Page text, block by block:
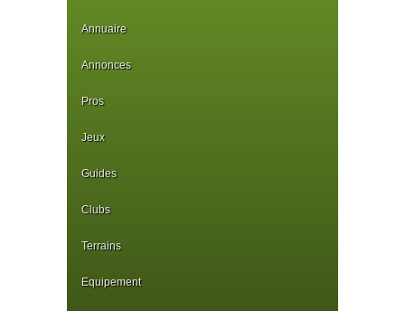
Annuaire
Annonces
Pros
Jeux
Guides
Clubs
Terrains
Equipement